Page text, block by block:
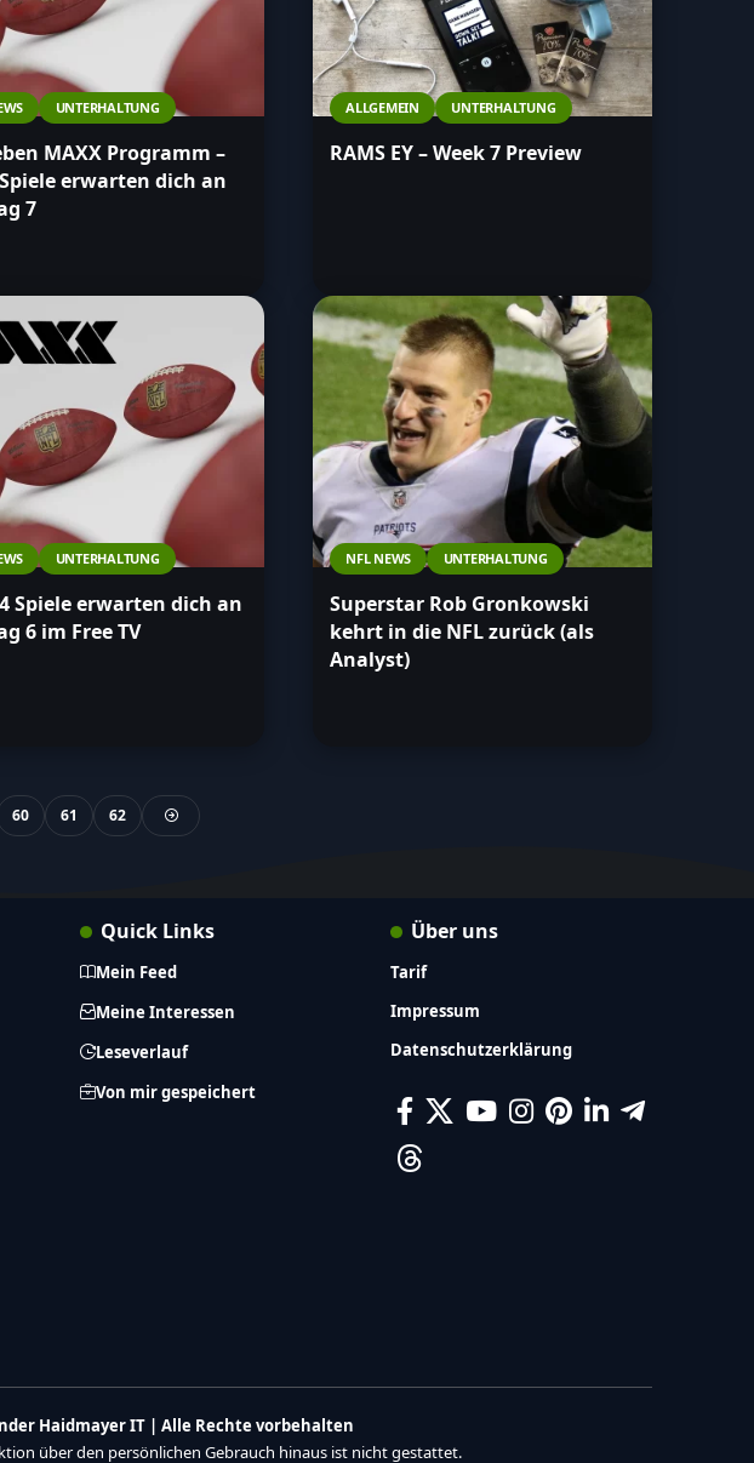
UNTERHALTUNG
MAXX Programm –
erwarten dich an
7
ALLGEMEIN UNTERHALTUNG
RAMS EY – Week 7 Preview
UNTERHALTUNG
Spiele erwarten dich an
6 im Free TV
NFL NEWS UNTERHALTUNG
Superstar Rob Gronkowski
kehrt in die NFL zurück (als
Analyst)
60 61 62
Quick Links
Mein Feed
Meine Interessen
Leseverlauf
Von mir gespeichert
Über uns
Tarif
Impressum
Datenschutzerklärung
Haidmayer IT | Alle Rechte vorbehalten
über den persönlichen Gebrauch hinaus ist nicht gestattet.